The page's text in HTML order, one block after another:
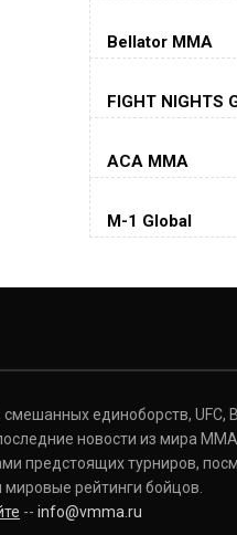
(26-6-
Jorge
(22-
Nate
Bellator MMA
FIGHT NIGHTS
ACA MMA
M-1 Global
единоборств, UFC,
новости из мира
предстоящих турниров,
рейтинги бойцов.
-- info@vmma.ru